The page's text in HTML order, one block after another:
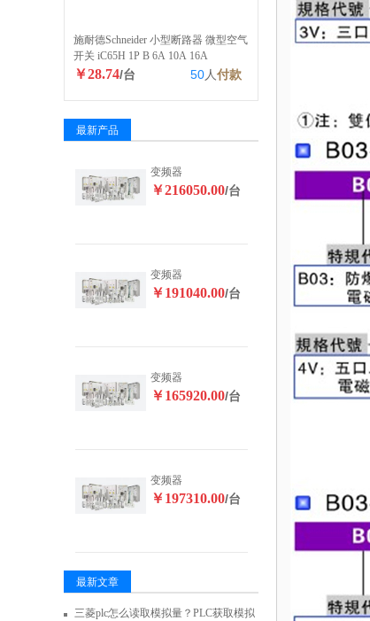
施耐德Schneider 小型断路器 微型空气
开关 iC65H 1P B 6A 10A 16A
￥28.74/台 50人付款
最新产品
变频器
￥216050.00/台
变频器
￥191040.00/台
变频器
￥165920.00/台
变频器
￥197310.00/台
最新文章
三菱plc怎么读取模拟量？PLC获取模拟